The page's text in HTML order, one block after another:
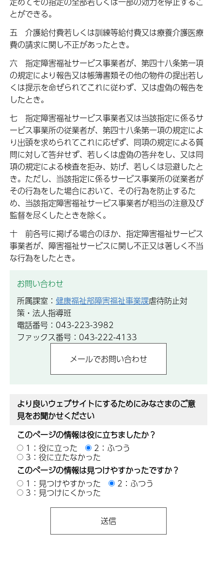
とができる。
五 介護給付費若しくは訓練等給付費又は療養介護医療
費の請求に関し不正があったとき。
六 指定障害福祉サービス事業者が、第四十八条第一項
の規定により報告又は帳簿書類その他の物件の提出若し
くは提示を命ぜられてこれに従わず、又は虚偽の報告を
したとき。
七 指定障害福祉サービス事業者又は当該指定に係るサ
ービス事業所の従業者が、第四十八条第一項の規定によ
り出頭を求められてこれに応ぜず、同項の規定による質
問に対して答弁せず、若しくは虚偽の答弁をし、又は同
項の規定による検査を拒み、妨げ、若しくは忌避したと
き。ただし、当該指定に係るサービス事業所の従業者が
その行為をした場合において、その行為を防止するた
め、当該指定障害福祉サービス事業者が相当の注意及び
監督を尽くしたときを除く。
十 前各号に掲げる場合のほか、指定障害福祉サービス
事業者が、障害福祉サービスに関し不正又は著しく不当
な行為をしたとき。
お問い合わせ
所属課室： 健康福祉部障害福祉事業課虐待防止対
策・法人指導班
電話番号：043-223-3982
ファックス番号：043-222-4133
より良いウェブサイトにするためにみなさまのご意
見をお聞かせください
このページの情報は役に立ちましたか？
1：役に立った
2：ふつう
3：役に立たなかった
このページの情報は見つけやすかったですか？
1：見つけやすかった
2：ふつう
3：見つけにくかった